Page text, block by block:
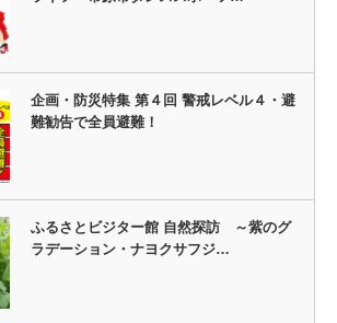
企画・防災特集 第４回 警戒レベル４・避
難勧告で全員避難！
ふるさとビジター館 自然探訪 ～紫のグ
ラデーション・ナヨクサフジ…